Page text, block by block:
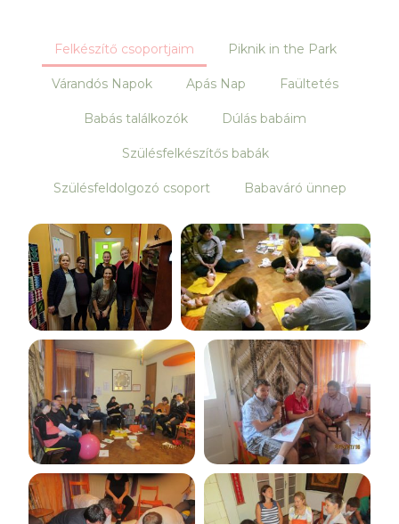
Felkészítő csoportjaim Piknik in the Park
Várandós Napok Apás Nap Faültetés
Babás találkozók Dúlás babáim
Szülésfelkészítős babák
Szülésfeldolgozó csoport Babaváró ünnep